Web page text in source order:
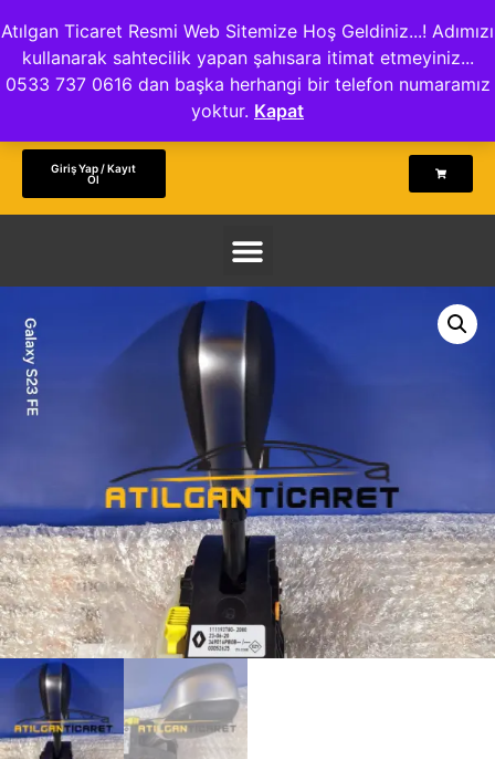
Atılgan Ticaret Resmi Web Sitemize Hoş Geldiniz...! Adımızı
kullanarak sahtecilik yapan şahısara itimat etmeyiniz...
0533 737 0616 dan başka herhangi bir telefon numaramız
yoktur. Kapat
Giriş Yap / Kayıt
Ol